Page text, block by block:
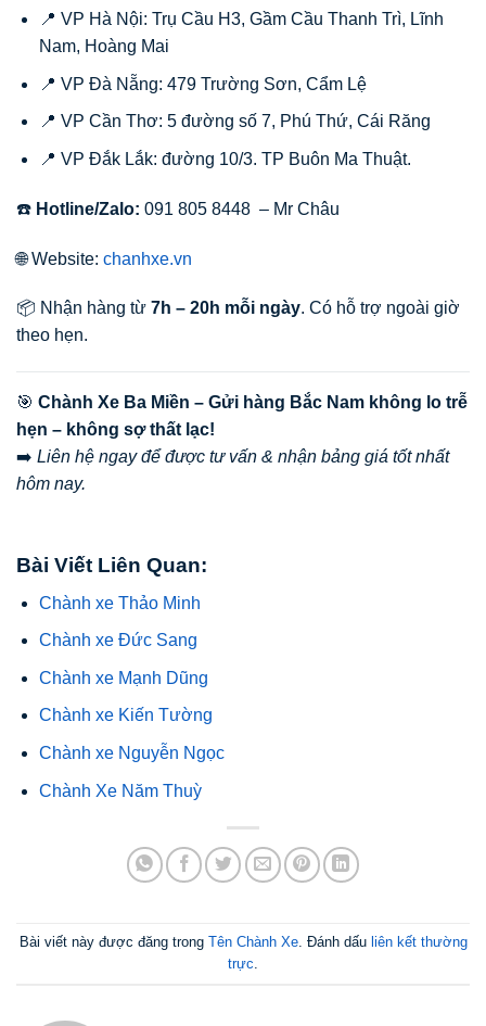
📍 VP Hà Nội: Trụ Cầu H3, Gầm Cầu Thanh Trì, Lĩnh
Nam, Hoàng Mai
📍 VP Đà Nẵng: 479 Trường Sơn, Cẩm Lệ
📍 VP Cần Thơ: 5 đường số 7, Phú Thứ, Cái Răng
📍 VP Đắk Lắk: đường 10/3. TP Buôn Ma Thuật.
☎️ Hotline/Zalo: 091 805 8448 – Mr Châu
🌐 Website: chanhxe.vn
📦 Nhận hàng từ 7h – 20h mỗi ngày. Có hỗ trợ ngoài giờ
theo hẹn.
🎯 Chành Xe Ba Miền – Gửi hàng Bắc Nam không lo trễ
hẹn – không sợ thất lạc!
➡️ Liên hệ ngay để được tư vấn & nhận bảng giá tốt nhất
hôm nay.
Bài Viết Liên Quan:
Chành xe Thảo Minh
Chành xe Đức Sang
Chành xe Mạnh Dũng
Chành xe Kiến Tường
Chành xe Nguyễn Ngọc
Chành Xe Năm Thuỳ
Bài viết này được đăng trong Tên Chành Xe. Đánh dấu liên kết thường
trực